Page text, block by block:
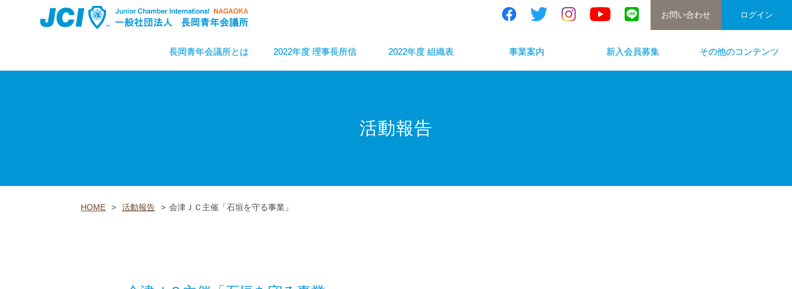
お問い合わせ ログイン
長岡青年会議所とは 2022年度 理事長所信 2022年度 組織表 事業案内 新入会員募集 その他のコンテンツ
活動報告
HOME > 活動報告 > 会津ＪＣ主催「石垣を守る事業」